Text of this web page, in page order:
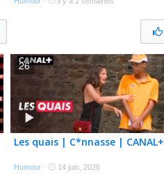
Les quais | C*nnasse | CANAL+
Humour · 14 juin, 2026
26